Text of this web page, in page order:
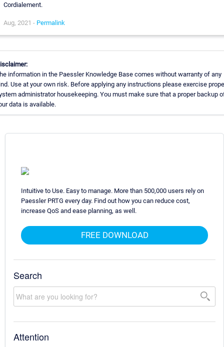
Cordialement.
Aug, 2021 - Permalink
information in the Paessler Knowledge Base comes without warranty of any
Use at your own risk. Before applying any instructions please exercise
administrator housekeeping. You must make sure that a proper backup
data is available.
Intuitive to Use. Easy to manage. More than 500,000 users rely on
Paessler PRTG every day. Find out how you can reduce cost,
increase QoS and ease planning, as well.
FREE DOWNLOAD
Search
Attention